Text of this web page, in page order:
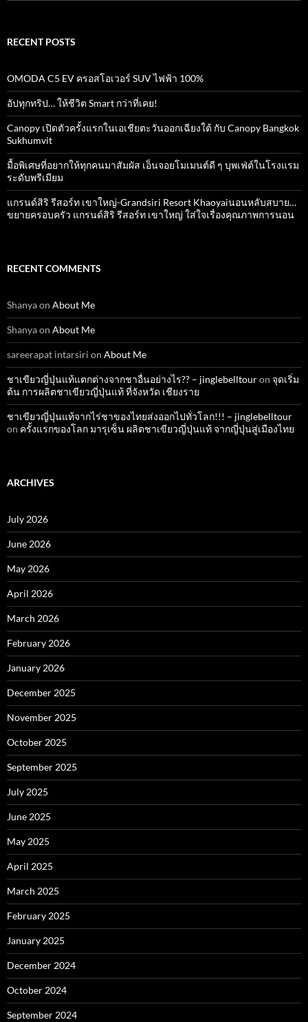
RECENT POSTS
OMODA C5 EV ครอสโอเวอร์ SUV ไฟฟ้า 100%
อัปทุกทริป… ให้ชีวิต Smart กว่าที่เคย!
Canopy เปิดตัวครั้งแรกในเอเชียตะวันออกเฉียงใต้ กับ Canopy Bangkok
Sukhumvit
มื้อพิเศษที่อยากให้ทุกคนมาสัมผัส เอ็นจอยโมเมนต์ดี ๆ บุพเฟ่ต์ในโรงแรม
ระดับพรีเมียม
แกรนด์สิริ​ รีสอร์ท​ เขาใหญ่​-Grandsiri​ Resort​ Khaoyaiนอนหลับสบาย…
ขยายครอบครัว แกรนด์สิริ รีสอร์ท เขาใหญ่ ใส่ใจเรื่องคุณภาพการนอน
RECENT COMMENTS
Shanyaon About Me
Shanyaon About Me
sareerapat intarsiri on About Me
ชาเขียวญี่ปุ่นแท้แตกต่างจากชาอื่นอย่างไร?? – jinglebelltouron จุดเริ่ม
ต้น การผลิตชาเขียวญี่ปุ่นแท้ ที่จังหวัด เชียงราย
ชาเขียวญี่ปุ่นแท้จากไร่ชาของไทยส่งออกไปทั่วโลก!!! – jinglebelltour
on ครั้งแรกของโลก มารุเซ็น ผลิตชาเขียวญี่ปุ่นแท้ จากญี่ปุ่นสู่เมืองไทย
ARCHIVES
July 2026
June 2026
May 2026
April 2026
March 2026
February 2026
January 2026
December 2025
November 2025
October 2025
September 2025
July 2025
June 2025
May 2025
April 2025
March 2025
February 2025
January 2025
December 2024
October 2024
September 2024